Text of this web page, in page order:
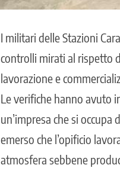
I militari delle Stazioni
controlli mirati al rispetto
lavorazione e
Le verifiche hanno avuto
un’impresa che si
emerso che l’opificio
atmosfera sebbene